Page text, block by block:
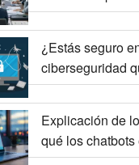
¿Estás seguro
ciberseguridad
Explicación de
qué los